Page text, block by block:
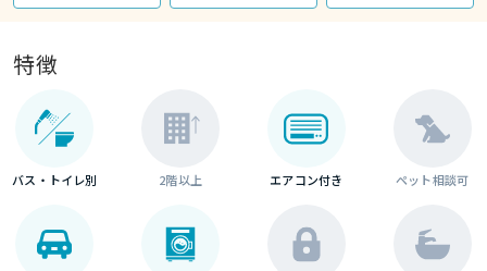
特徴
バス・トイレ別 2階以上 エアコン付き ペット相談可